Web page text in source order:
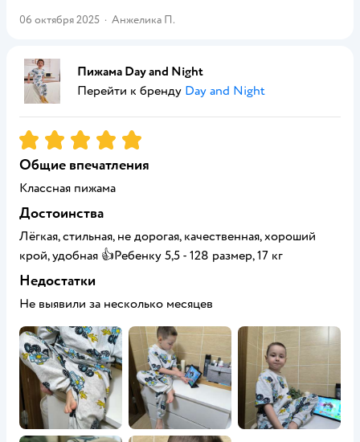
06 октября 2025 · Анжелика П.
Пижама Day and Night
Перейти к бренду Day and Night
Рейтинг:5
Общие впечатления
Классная пижама
Достоинства
Лёгкая, стильная, не дорогая, качественная, хороший
крой, удобная 👍Ребенку 5,5 - 128 размер, 17 кг
Недостатки
Не выявили за несколько месяцев